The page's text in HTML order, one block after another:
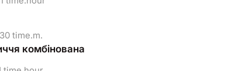
30 time.m.
комбінована